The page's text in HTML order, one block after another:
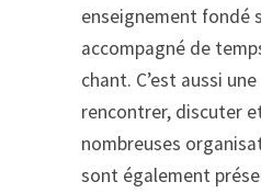
enseignement fondé
accompagné de
chant. C’est aussi
rencontrer, discuter
nombreuses
sont également